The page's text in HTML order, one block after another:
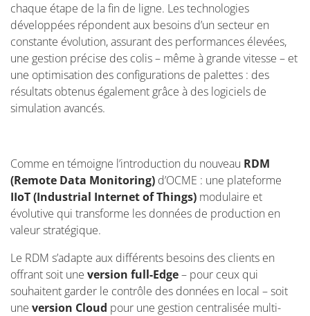
chaque étape de la fin de ligne. Les technologies
développées répondent aux besoins d’un secteur en
constante évolution, assurant des performances élevées,
une gestion précise des colis – même à grande vitesse – et
une optimisation des configurations de palettes : des
résultats obtenus également grâce à des logiciels de
simulation avancés.
Comme en témoigne l’introduction du nouveau RDM
(Remote Data Monitoring) d’OCME : une plateforme
IIoT (Industrial Internet of Things) modulaire et
évolutive qui transforme les données de production en
valeur stratégique.
Le RDM s’adapte aux différents besoins des clients en
offrant soit une version full-Edge– pour ceux qui
souhaitent garder le contrôle des données en local – soit
une version Cloud pour une gestion centralisée multi-